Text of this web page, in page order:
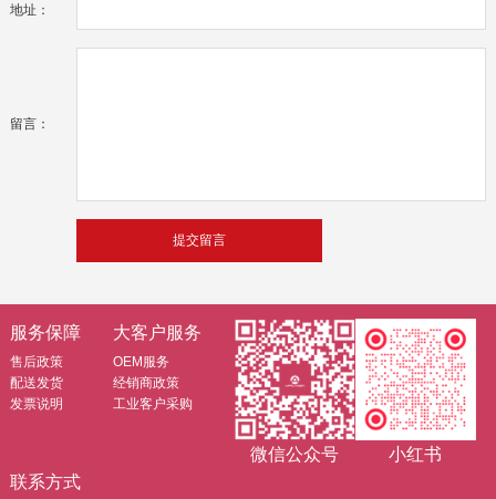
地址：
留言：
服务保障
售后政策
配送发货
发票说明
大客户服务
OEM服务
经销商政策
工业客户采购
微信公众号
小红书
联系方式